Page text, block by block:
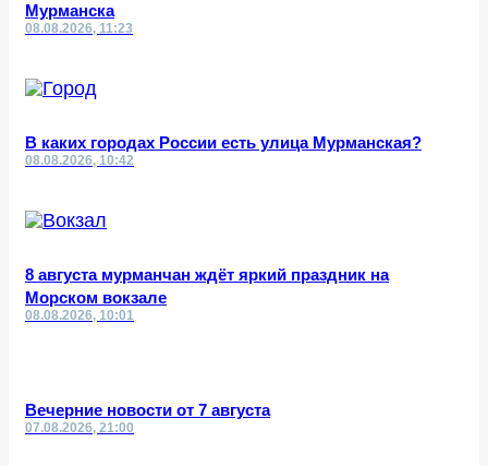
Мурманска
08.08.2026, 11:23
В каких городах России есть улица Мурманская?
08.08.2026, 10:42
8 августа мурманчан ждёт яркий праздник на
Морском вокзале
08.08.2026, 10:01
Вечерние новости от 7 августа
07.08.2026, 21:00